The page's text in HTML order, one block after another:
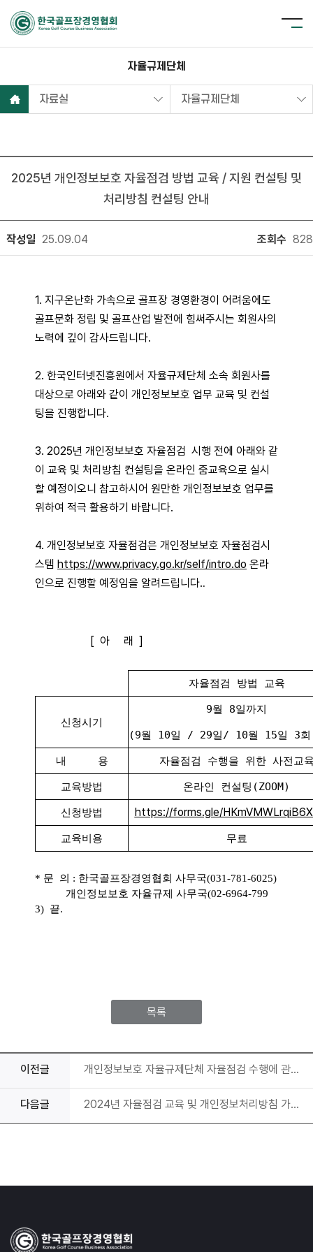
자율규제단체
자료실 자율규제단체
2025년 개인정보보호 자율점검 방법 교육 / 지원 컨설팅 및
처리방침 컨설팅 안내
작성일 25.09.04 조회수 828
1. 지구온난화 가속으로 골프장 경영환경이 어려움에도
골프문화 정립 및 골프산업 발전에 힘써주시는 회원사의
노력에 깊이 감사드립니다.
2. 한국인터넷진흥원에서 자율규제단체 소속 회원사를
대상으로 아래와 같이 개인정보보호 업무 교육 및 컨설
팅을 진행합니다.
3. 2025년 개인정보보호 자율점검 시행 전에 아래와 같
이 교육 및 처리방침 컨설팅을 온라인 줌교육으로 실시
할 예정이오니 참고하시어 원만한 개인정보보호 업무를
위하여 적극 활용하기 바랍니다.
4. 개인정보보호 자율점검은 개인정보보호 자율점검시
스템 https://www.privacy.go.kr/self/intro.do 온라
인으로 진행할 예정임을 알려드립니다..
[ 아 래 ]
자율점검 방법 교육
신청시기
9월 8일까지
(9월 10일 / 29일/ 10월 15일 3
내 용 자율점검 수행을 위한 사전교
교육방법 온라인 컨설팅(ZOOM)
신청방법 https://forms.gle/
교육비용 무료
* 문 의 : 한국골프장경영협회 사무국(031-781-6025)
개인정보보호 자율규제 사무국(02-6964-799
3) 끝.
목록
이전글 개인정보보호 자율규제단체 자율점검 수행에 관한 자율점검표 제출 및 교육추가 신설 안내
다음글 2024년 자율점검 교육 및 개인정보처리방침 가이드 안내